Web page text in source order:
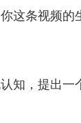
这条视频的
知，提出一